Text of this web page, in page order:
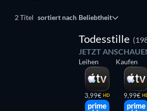
2 Titel sortiert nach Beliebtheit
Todesstille
JETZT
Leihen
3,99€ HD
Kaufen
9,99€